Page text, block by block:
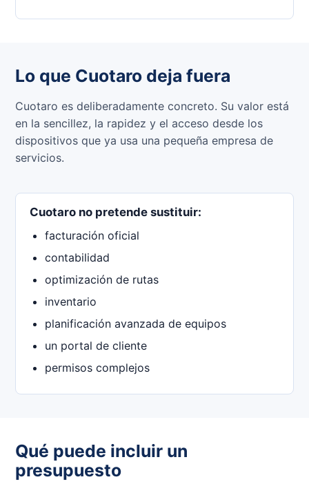
Lo que Cuotaro deja fuera
Cuotaro es deliberadamente concreto. Su valor está
en la sencillez, la rapidez y el acceso desde los
dispositivos que ya usa una pequeña empresa de
servicios.
Cuotaro no pretende sustituir:
facturación oficial
contabilidad
optimización de rutas
inventario
planificación avanzada de equipos
un portal de cliente
permisos complejos
Qué puede incluir un
presupuesto